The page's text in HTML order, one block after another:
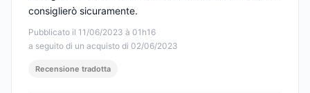
Pubblicato il 11/06/2023 à 01h16
a seguito di un acquisto di 02/06/2023
consiglierò sicuramente.
Recensione tradotta